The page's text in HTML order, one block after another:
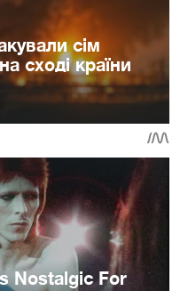
сім
сході країни